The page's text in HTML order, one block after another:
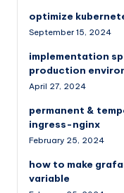
optimize
September 15, 2024
implementation
production
April 27, 2024
permanent &
ingress-nginx
February 25, 2024
how to make
variable